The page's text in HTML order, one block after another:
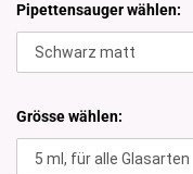
Pipettensauger wählen:
Grösse wählen: